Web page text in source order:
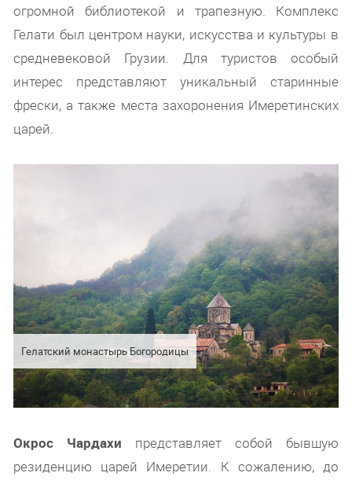
огромной библиотекой и трапезную. Комплекс
Гелати был центром науки, искусства и культуры в
средневековой Грузии. Для туристов особый
интерес представляют уникальный старинные
фрески, а также места захоронения Имеретинских
царей.
Гелатский монастырь Богородицы
Окрос Чардахи представляет собой бывшую
резиденцию царей Имеретии. К сожалению, до